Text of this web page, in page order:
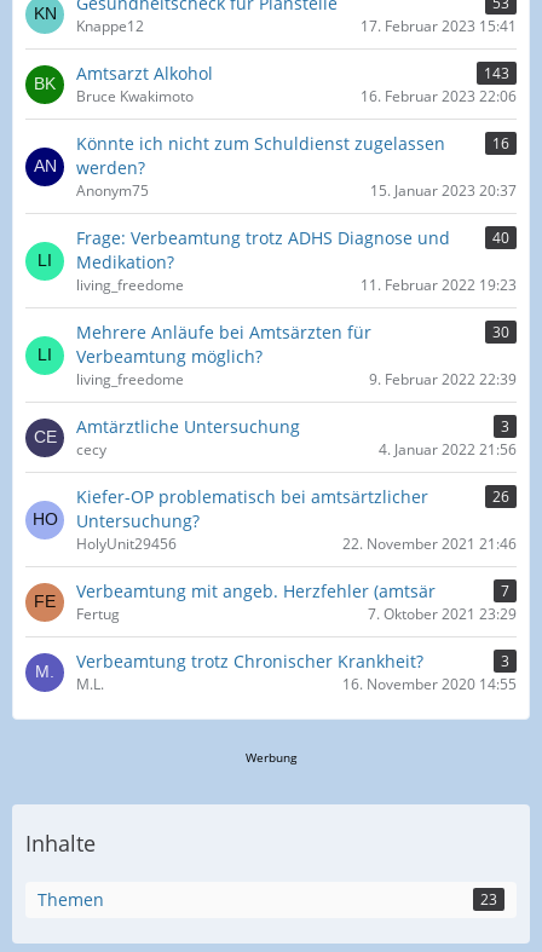
Knappe12
17. Februar 2023 15:41
Amtsarzt Alkohol
143
Bruce Kwakimoto
16. Februar 2023 22:06
Könnte ich nicht zum Schuldienst zugelassen
werden?
16
Anonym75 15. Januar 2023 20:37
Frage: Verbeamtung trotz ADHS Diagnose und
Medikation?
40
living_freedome 11. Februar 2022 19:23
Mehrere Anläufe bei Amtsärzten für
Verbeamtung möglich?
30
living_freedome 9. Februar 2022 22:39
Amtärztliche Untersuchung
3
cecy
4. Januar 2022 21:56
Kiefer-OP problematisch bei amtsärtzlicher
Untersuchung?
26
HolyUnit29456 22. November 2021 21:46
Verbeamtung mit angeb. Herzfehler (amtsär
7
Fertug
7. Oktober 2021 23:29
Verbeamtung trotz Chronischer Krankheit?
3
M.L.
16. November 2020 14:55
Werbung
Inhalte
Themen 23